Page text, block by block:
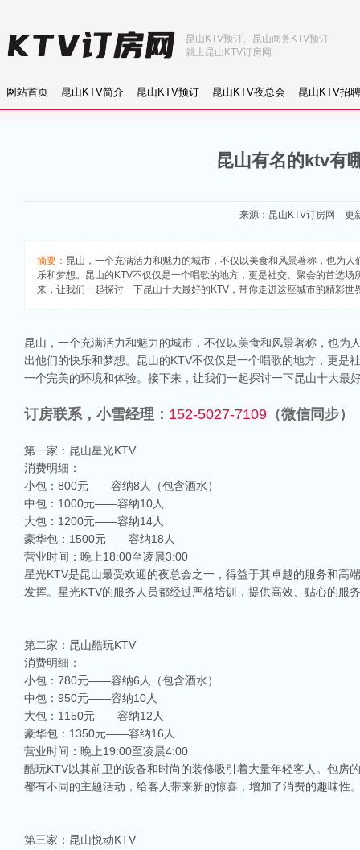
网站首页 昆山KTV简介 昆山KTV预订 昆山KTV夜总会 昆山KTV招聘
昆山KTV预订、昆山商务KTV预订
就上昆山KTV订房网
昆山有名的ktv有
来源： 昆山KTV订房网 更
摘要： 昆山，一个充满活力和魅力的城市，不仅以美食和风景著称，也为
乐和梦想。昆山的KTV不仅仅是一个唱歌的地方，更是社交、聚会的首选
来，让我们一起探讨一下昆山十大最好的KTV，带你走进这座城市的精彩世
昆山，一个充满活力和魅力的城市，不仅以美食和风景著称，也
出他们的快乐和梦想。昆山的KTV不仅仅是一个唱歌的地方，更是
一个完美的环境和体验。接下来，让我们一起探讨一下昆山十大最
订房联系，小雪经理： 152-5027-7109 （微信同步）
第一家：昆山星光KTV
消费明细：
小包：800元——容纳8人（包含酒水）
中包：1000元——容纳10人
大包：1200元——容纳14人
豪华包：1500元——容纳18人
营业时间：晚上18:00至凌晨3:00
星光KTV是昆山最受欢迎的夜总会之一，得益于其卓越的服务和高
发挥。星光KTV的服务人员都经过严格培训，提供高效、贴心的服
第二家：昆山酷玩KTV
消费明细：
小包：780元——容纳6人（包含酒水）
中包：950元——容纳10人
大包：1150元——容纳12人
豪华包：1350元——容纳16人
营业时间：晚上19:00至凌晨4:00
酷玩KTV以其前卫的设备和时尚的装修吸引着大量年轻客人。包房
都有不同的主题活动，给客人带来新的惊喜，增加了消费的趣味性
第三家：昆山悦动KTV